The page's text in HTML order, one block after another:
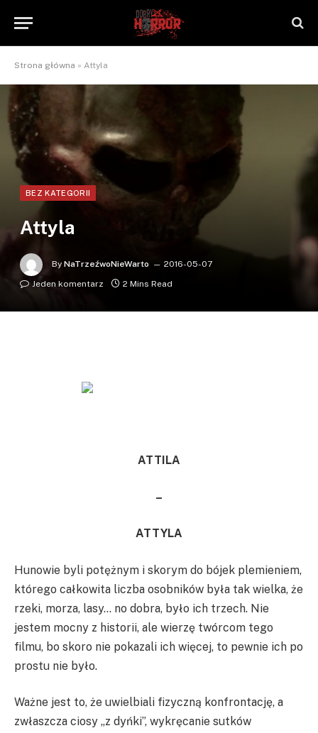
Strona główna » Attyla
BEZ KATEGORII
Attyla
By NaTrzeźwoNieWarto
2016-05-07
Jeden komentarz
2 Mins Read
ATTILA
–
ATTYLA
Hunowie byli potężnym i skorym do bójek plemieniem,
którego całkowita liczba osobników była tak wielka, że
rzeki, morza, lasy… no dobra, było ich trzech. Nie
jestem mocny z historii, ale wierzę twórcom tego
filmu, bo skoro nie pokazali ich więcej, to pewnie ich po
prostu nie było.
Ważne jest to, że uwielbiali fizyczną konfrontację, a
zwłaszcza ciosy „z dyńki”, wykręcanie sutków